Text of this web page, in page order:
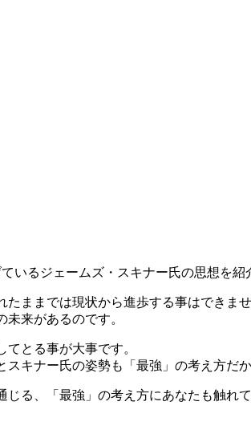
るジェームズ・スキナー氏の思想を紹
ままでは現状から進歩する事はできませ
来があるのです。
とる事が大事です。
キナー氏の姿勢も「最強」の考え方だ
る、「最強」の考え方にあなたも触れ